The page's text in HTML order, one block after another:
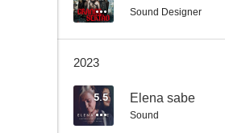
6.0
Sound Designer
2023
5.5 Elena sabe
Sound